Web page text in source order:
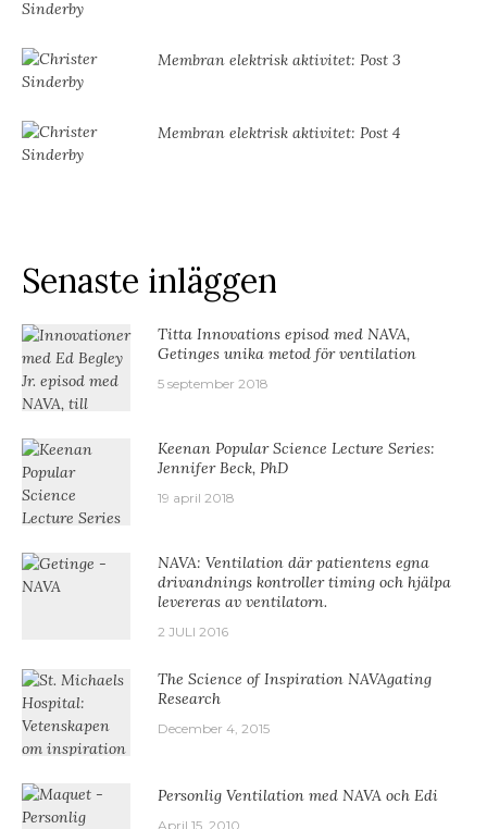
Membran elektrisk aktivitet: Post 3
Membran elektrisk aktivitet: Post 4
Senaste inläggen
Titta Innovations episod med NAVA,
Getinges unika metod för ventilation
5 september 2018
Keenan Popular Science Lecture Series:
Jennifer Beck, PhD
19 april 2018
NAVA: Ventilation där patientens egna
drivandnings kontroller timing och hjälpa
levereras av ventilatorn.
2 JULI 2016
The Science of Inspiration NAVAgating
Research
December 4, 2015
Personlig Ventilation med NAVA och Edi
April 15, 2010